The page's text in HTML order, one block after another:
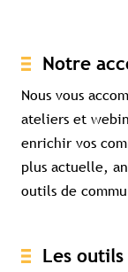
Notre
Nous vous
ateliers et
enrichir vos
plus actuelle,
outils de
Les